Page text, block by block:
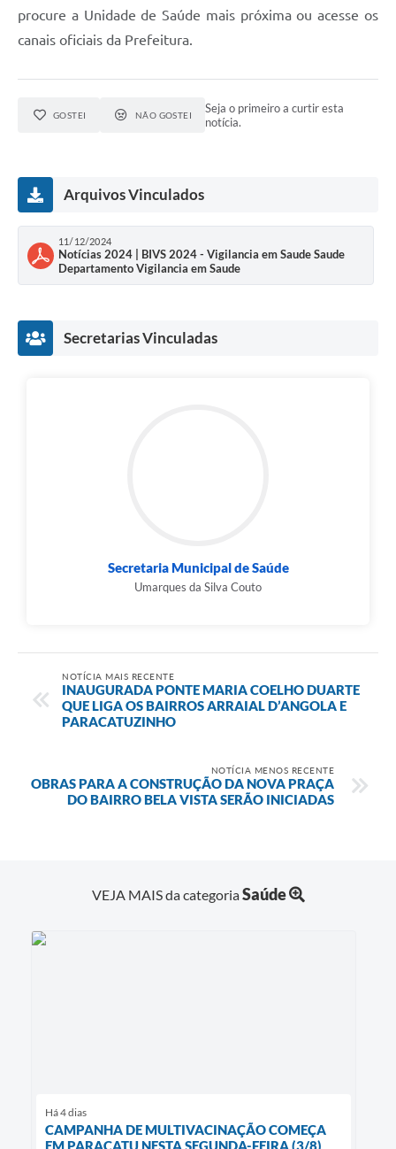
procure a Unidade de Saúde mais próxima ou acesse os
canais oficiais da Prefeitura.
GOSTEI NÃO GOSTEI
Seja o primeiro a curtir esta
notícia.
Arquivos Vinculados
11/12/2024
Notícias 2024 | BIVS 2024 - Vigilancia em Saude Saude
Departamento Vigilancia em Saude
Secretarias Vinculadas
Secretaria Municipal de Saúde
Umarques da Silva Couto
NOTÍCIA MAIS RECENTE
INAUGURADA PONTE MARIA COELHO DUARTE
QUE LIGA OS BAIRROS ARRAIAL D’ANGOLA E
PARACATUZINHO
NOTÍCIA MENOS RECENTE
OBRAS PARA A CONSTRUÇÃO DA NOVA PRAÇA
DO BAIRRO BELA VISTA SERÃO INICIADAS
VEJA MAIS da categoriaSaúde
Há 4 dias
CAMPANHA DE MULTIVACINAÇÃO COMEÇA
EM PARACATU NESTA SEGUNDA-FEIRA (3/8)